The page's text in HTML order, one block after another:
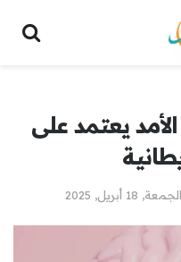
يعتمد على
الجمعة, 18 أبريل, 2025